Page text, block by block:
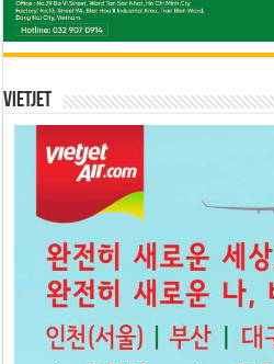
Vietjet